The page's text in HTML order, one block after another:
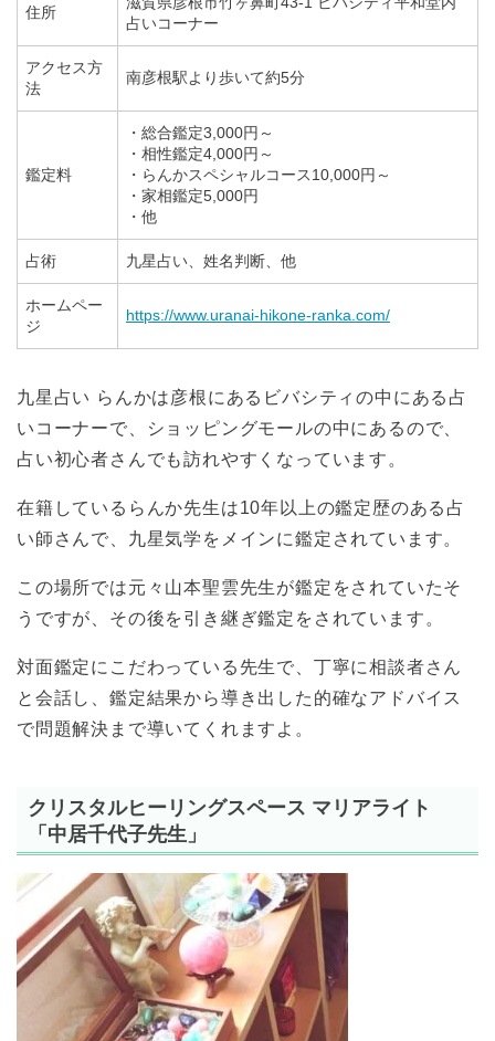
住所
占いコーナー
アクセス方
法
南彦根駅より歩いて約5分
鑑定料
・総合鑑定3,000円～
・相性鑑定4,000円～
・らんかスペシャルコース10,000円～
・家相鑑定5,000円
・他
占術 九星占い、姓名判断、他
ホームペー
ジ
https://www.uranai-hikone-ranka.com/
九星占い らんかは彦根にあるビバシティの中にある占
いコーナーで、ショッピングモールの中にあるので、
占い初心者さんでも訪れやすくなっています。
在籍しているらんか先生は10年以上の鑑定歴のある占
い師さんで、九星気学をメインに鑑定されています。
この場所では元々山本聖雲先生が鑑定をされていたそ
うですが、その後を引き継ぎ鑑定をされています。
対面鑑定にこだわっている先生で、丁寧に相談者さん
と会話し、鑑定結果から導き出した的確なアドバイス
で問題解決まで導いてくれますよ。
クリスタルヒーリングスペース マリアライト
「中居千代子先生」